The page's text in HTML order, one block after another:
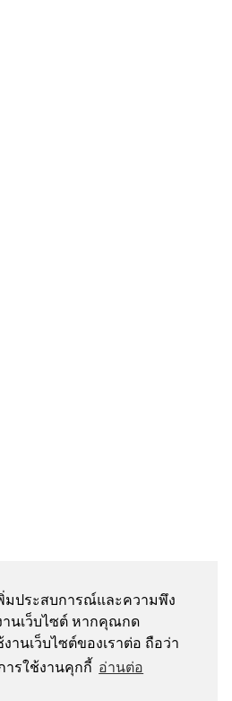
พิ่มประสบการณ์และความพึง
านเว็บไซต์ หากคุณกด
านเว็บไซต์ของเราต่อ ถือว่า
รใช้งานคุกกี้ อ่านต่อ